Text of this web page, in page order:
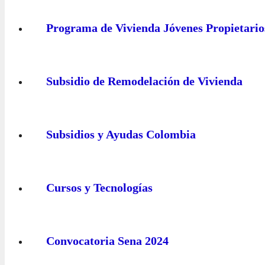
Programa de Vivienda Jóvenes
Subsidio de Remodelación de Vivienda
Subsidios y Ayudas Colombia
Cursos y Tecnologías
Convocatoria Sena 2024